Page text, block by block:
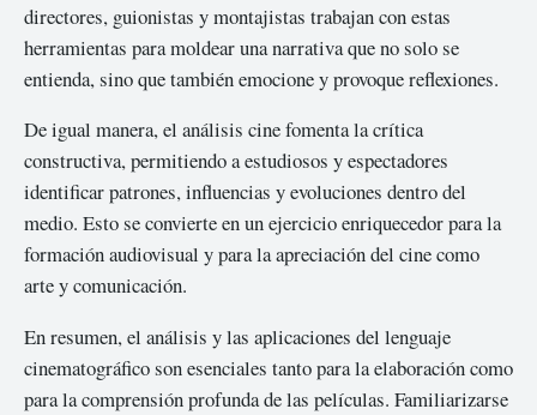
directores, guionistas y montajistas trabajan con estas
herramientas para moldear una narrativa que no solo se
entienda, sino que también emocione y provoque reflexiones.
De igual manera, el análisis cine fomenta la crítica
constructiva, permitiendo a estudiosos y espectadores
identificar patrones, influencias y evoluciones dentro del
medio. Esto se convierte en un ejercicio enriquecedor para la
formación audiovisual y para la apreciación del cine como
arte y comunicación.
En resumen, el análisis y las aplicaciones del lenguaje
cinematográfico son esenciales tanto para la elaboración como
para la comprensión profunda de las películas. Familiarizarse